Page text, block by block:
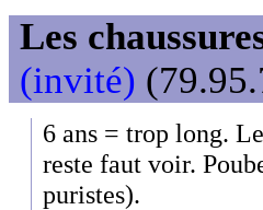
Les
(invité)
6 ans = trop long.
reste faut voir.
puristes).